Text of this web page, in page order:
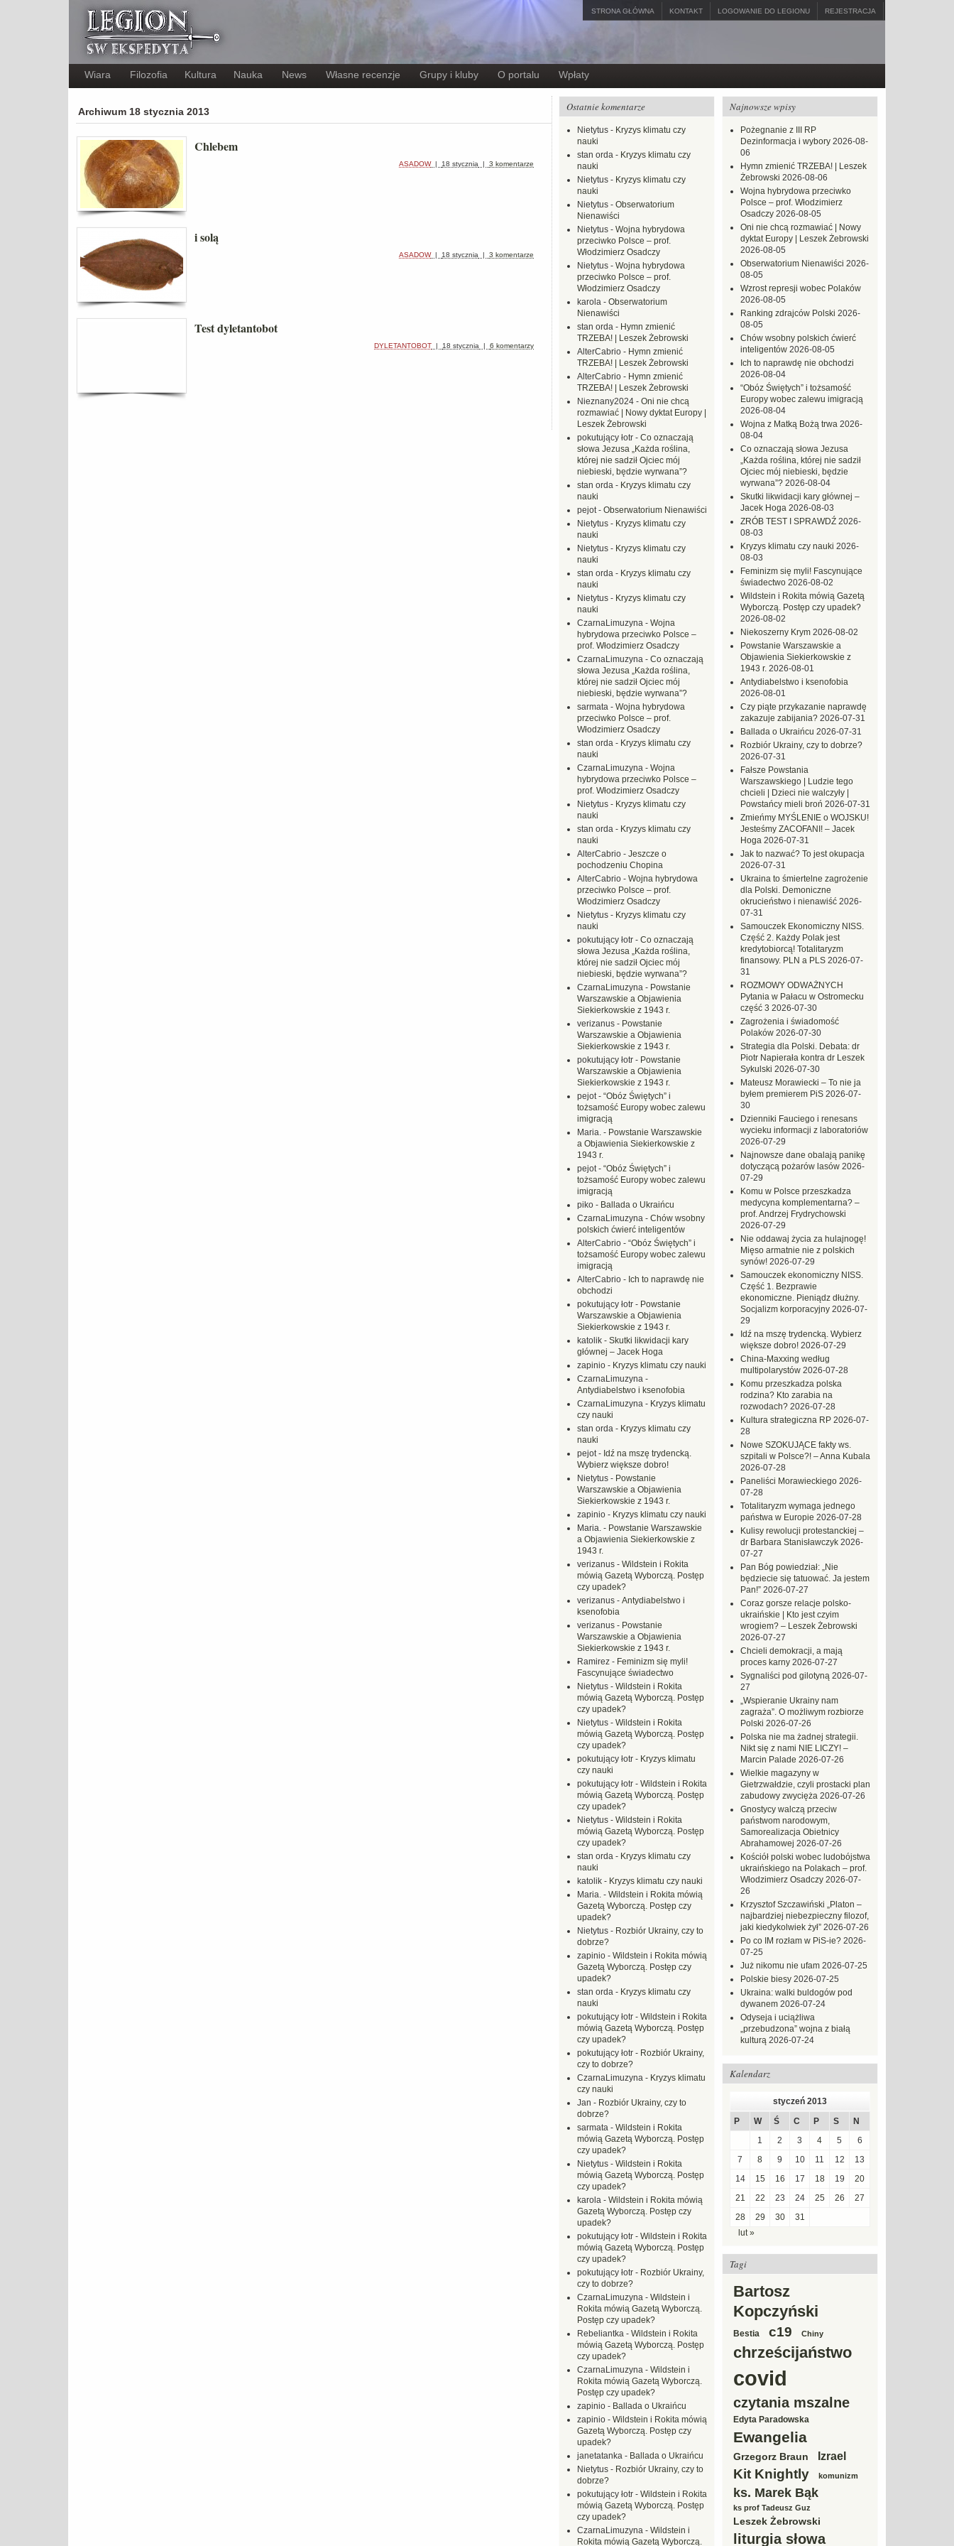
STRONA GŁÓWNA KONTAKT LOGOWANIE DO LEGIONU REJESTRACJA
Wiara Filozofia Kultura Nauka News Własne recenzje Grupy i kluby O portalu Wpłaty
Archiwum 18 stycznia 2013
Chlebem
ASADOW| 18 stycznia | 3 komentarze
i solą
ASADOW| 18 stycznia | 3 komentarze
Test dyletantobot
DYLETANTOBOT | 18 stycznia | 6 komentarzy
Najnowsze wpisy
Pożegnanie z III RP
Dezinformacja i wybory 2026-08-
06
Hymn zmienić TRZEBA! | Leszek
Żebrowski 2026-08-06
Wojna hybrydowa przeciwko
Polsce – prof. Włodzimierz
Osadczy 2026-08-05
Oni nie chcą rozmawiać | Nowy
dyktat Europy | Leszek Żebrowski
2026-08-05
Obserwatorium Nienawiści 2026-
08-05
Wzrost represji wobec Polaków
2026-08-05
Ranking zdrajców Polski 2026-
08-05
Chów wsobny polskich ćwierć
inteligentów 2026-08-05
Ich to naprawdę nie obchodzi
2026-08-04
“Obóz Świętych” i tożsamość
Europy wobec zalewu imigracją
2026-08-04
Wojna z Matką Bożą trwa 2026-
08-04
Co oznaczają słowa Jezusa
„Każda roślina, której nie sadził
Ojciec mój niebieski, będzie
wyrwana”? 2026-08-04
Skutki likwidacji kary głównej –
Jacek Hoga 2026-08-03
ZRÓB TEST I SPRAWDŹ 2026-
08-03
Kryzys klimatu czy nauki 2026-
08-03
Feminizm się myli! Fascynujące
świadectwo 2026-08-02
Wildstein i Rokita mówią Gazetą
Wyborczą. Postęp czy upadek?
2026-08-02
Niekoszerny Krym 2026-08-02
Powstanie Warszawskie a
Objawienia Siekierkowskie z
1943 r. 2026-08-01
Antydiabelstwo i ksenofobia
2026-08-01
Czy piąte przykazanie naprawdę
zakazuje zabijania? 2026-07-31
Ballada o Ukraińcu 2026-07-31
Rozbiór Ukrainy, czy to dobrze?
2026-07-31
Fałsze Powstania
Warszawskiego | Ludzie tego
chcieli | Dzieci nie walczyły |
Powstańcy mieli broń 2026-07-31
Zmieńmy MYŚLENIE o WOJSKU!
Jesteśmy ZACOFANI! – Jacek
Hoga 2026-07-31
Jak to nazwać? To jest okupacja
2026-07-31
Ukraina to śmiertelne zagrożenie
dla Polski. Demoniczne
okrucieństwo i nienawiść 2026-
07-31
Samouczek Ekonomiczny NISS.
Część 2. Każdy Polak jest
kredytobiorcą! Totalitaryzm
finansowy. PLN a PLS 2026-07-
31
ROZMOWY ODWAŻNYCH
Pytania w Pałacu w Ostromecku
część 3 2026-07-30
Zagrożenia i świadomość
Polaków 2026-07-30
Strategia dla Polski. Debata: dr
Piotr Napierała kontra dr Leszek
Sykulski 2026-07-30
Mateusz Morawiecki – To nie ja
byłem premierem PiS 2026-07-
30
Dzienniki Fauciego i renesans
wycieku informacji z laboratoriów
2026-07-29
Najnowsze dane obalają panikę
dotyczącą pożarów lasów 2026-
07-29
Komu w Polsce przeszkadza
medycyna komplementarna? –
prof. Andrzej Frydrychowski
2026-07-29
Nie oddawaj życia za hulajnogę!
Mięso armatnie nie z polskich
synów! 2026-07-29
Samouczek ekonomiczny NISS.
Część 1. Bezprawie
ekonomiczne. Pieniądz dłużny.
Socjalizm korporacyjny 2026-07-
29
Idź na mszę trydencką. Wybierz
większe dobro! 2026-07-29
China-Maxxing według
multipolarystów 2026-07-28
Komu przeszkadza polska
rodzina? Kto zarabia na
rozwodach? 2026-07-28
Kultura strategiczna RP 2026-07-
28
Nowe SZOKUJĄCE fakty ws.
szpitali w Polsce?! – Anna Kubala
2026-07-28
Paneliści Morawieckiego 2026-
07-28
Totalitaryzm wymaga jednego
państwa w Europie 2026-07-28
Kulisy rewolucji protestanckiej –
dr Barbara Stanisławczyk 2026-
07-27
Pan Bóg powiedział: „Nie
będziecie się tatuować. Ja jestem
Pan!” 2026-07-27
Coraz gorsze relacje polsko-
ukraińskie | Kto jest czyim
wrogiem? – Leszek Żebrowski
2026-07-27
Chcieli demokracji, a mają
proces karny 2026-07-27
Sygnaliści pod gilotyną 2026-07-
27
„Wspieranie Ukrainy nam
zagraża”. O możliwym rozbiorze
Polski 2026-07-26
Polska nie ma żadnej strategii.
Nikt się z nami NIE LICZY! –
Marcin Palade 2026-07-26
Wielkie magazyny w
Gietrzwałdzie, czyli prostacki plan
zabudowy zwycięża 2026-07-26
Gnostycy walczą przeciw
państwom narodowym,
Samorealizacja Obietnicy
Abrahamowej 2026-07-26
Kościół polski wobec ludobójstwa
ukraińskiego na Polakach – prof.
Włodzimierz Osadczy 2026-07-
26
Krzysztof Szczawiński „Platon –
najbardziej niebezpieczny filozof,
jaki kiedykolwiek żył” 2026-07-26
Po co IM rozłam w PiS-ie? 2026-
07-25
Już nikomu nie ufam 2026-07-25
Polskie biesy 2026-07-25
Ukraina: walki buldogów pod
dywanem 2026-07-24
Odyseja i uciążliwa
„przebudzona” wojna z białą
kulturą 2026-07-24
Kalendarz
styczeń 2013
P
W Ś C P S
N
1
2 3 4 5
6
7
8 9 10 11 12
13
14
15 16 17 18 19
20
21
22 23 24 25 26
27
28
29 30
31
lut »
Tagi
Bartosz
Kopczyński
Bestia c19 Chiny
chrześcijaństwo
covid
czytania mszalne
Edyta Paradowska
Ewangelia
Grzegorz Braun Izrael
Kit Knightly komunizm
ks. Marek Bąk
ks prof Tadeusz Guz
Leszek Żebrowski
liturgia słowa
Ostatnie komentarze
Nietytus - Kryzys klimatu czy
nauki
stan orda - Kryzys klimatu czy
nauki
Nietytus - Kryzys klimatu czy
nauki
Nietytus - Obserwatorium
Nienawiści
Nietytus - Wojna hybrydowa
przeciwko Polsce – prof.
Włodzimierz Osadczy
Nietytus - Wojna hybrydowa
przeciwko Polsce – prof.
Włodzimierz Osadczy
karola - Obserwatorium
Nienawiści
stan orda - Hymn zmienić
TRZEBA! | Leszek Żebrowski
AlterCabrio - Hymn zmienić
TRZEBA! | Leszek Żebrowski
AlterCabrio - Hymn zmienić
TRZEBA! | Leszek Żebrowski
Nieznany2024 - Oni nie chcą
rozmawiać | Nowy dyktat Europy |
Leszek Żebrowski
pokutujący łotr - Co oznaczają
słowa Jezusa „Każda roślina,
której nie sadził Ojciec mój
niebieski, będzie wyrwana”?
stan orda - Kryzys klimatu czy
nauki
pejot- Obserwatorium Nienawiści
Nietytus - Kryzys klimatu czy
nauki
Nietytus - Kryzys klimatu czy
nauki
stan orda - Kryzys klimatu czy
nauki
Nietytus - Kryzys klimatu czy
nauki
CzarnaLimuzyna - Wojna
hybrydowa przeciwko Polsce –
prof. Włodzimierz Osadczy
CzarnaLimuzyna - Co oznaczają
słowa Jezusa „Każda roślina,
której nie sadził Ojciec mój
niebieski, będzie wyrwana”?
sarmata - Wojna hybrydowa
przeciwko Polsce – prof.
Włodzimierz Osadczy
stan orda - Kryzys klimatu czy
nauki
CzarnaLimuzyna - Wojna
hybrydowa przeciwko Polsce –
prof. Włodzimierz Osadczy
Nietytus - Kryzys klimatu czy
nauki
stan orda - Kryzys klimatu czy
nauki
AlterCabrio - Jeszcze o
pochodzeniu Chopina
AlterCabrio - Wojna hybrydowa
przeciwko Polsce – prof.
Włodzimierz Osadczy
Nietytus - Kryzys klimatu czy
nauki
pokutujący łotr - Co oznaczają
słowa Jezusa „Każda roślina,
której nie sadził Ojciec mój
niebieski, będzie wyrwana”?
CzarnaLimuzyna - Powstanie
Warszawskie a Objawienia
Siekierkowskie z 1943 r.
verizanus - Powstanie
Warszawskie a Objawienia
Siekierkowskie z 1943 r.
pokutujący łotr - Powstanie
Warszawskie a Objawienia
Siekierkowskie z 1943 r.
pejot- “Obóz Świętych” i
tożsamość Europy wobec zalewu
imigracją
Maria. - Powstanie Warszawskie
a Objawienia Siekierkowskie z
1943 r.
pejot- “Obóz Świętych” i
tożsamość Europy wobec zalewu
imigracją
piko - Ballada o Ukraińcu
CzarnaLimuzyna - Chów wsobny
polskich ćwierć inteligentów
AlterCabrio - “Obóz Świętych” i
tożsamość Europy wobec zalewu
imigracją
AlterCabrio - Ich to naprawdę nie
obchodzi
pokutujący łotr - Powstanie
Warszawskie a Objawienia
Siekierkowskie z 1943 r.
katolik - Skutki likwidacji kary
głównej – Jacek Hoga
zapinio - Kryzys klimatu czy nauki
CzarnaLimuzyna -
Antydiabelstwo i ksenofobia
CzarnaLimuzyna - Kryzys klimatu
czy nauki
stan orda - Kryzys klimatu czy
nauki
pejot- Idź na mszę trydencką.
Wybierz większe dobro!
Nietytus - Powstanie
Warszawskie a Objawienia
Siekierkowskie z 1943 r.
zapinio - Kryzys klimatu czy nauki
Maria. - Powstanie Warszawskie
a Objawienia Siekierkowskie z
1943 r.
verizanus - Wildstein i Rokita
mówią Gazetą Wyborczą. Postęp
czy upadek?
verizanus - Antydiabelstwo i
ksenofobia
verizanus - Powstanie
Warszawskie a Objawienia
Siekierkowskie z 1943 r.
Ramirez - Feminizm się myli!
Fascynujące świadectwo
Nietytus - Wildstein i Rokita
mówią Gazetą Wyborczą. Postęp
czy upadek?
Nietytus - Wildstein i Rokita
mówią Gazetą Wyborczą. Postęp
czy upadek?
pokutujący łotr - Kryzys klimatu
czy nauki
pokutujący łotr - Wildstein i Rokita
mówią Gazetą Wyborczą. Postęp
czy upadek?
Nietytus - Wildstein i Rokita
mówią Gazetą Wyborczą. Postęp
czy upadek?
stan orda - Kryzys klimatu czy
nauki
katolik - Kryzys klimatu czy nauki
Maria. - Wildstein i Rokita mówią
Gazetą Wyborczą. Postęp czy
upadek?
Nietytus - Rozbiór Ukrainy, czy to
dobrze?
zapinio - Wildstein i Rokita mówią
Gazetą Wyborczą. Postęp czy
upadek?
stan orda - Kryzys klimatu czy
nauki
pokutujący łotr - Wildstein i Rokita
mówią Gazetą Wyborczą. Postęp
czy upadek?
pokutujący łotr - Rozbiór Ukrainy,
czy to dobrze?
CzarnaLimuzyna - Kryzys klimatu
czy nauki
Jan - Rozbiór Ukrainy, czy to
dobrze?
sarmata - Wildstein i Rokita
mówią Gazetą Wyborczą. Postęp
czy upadek?
Nietytus - Wildstein i Rokita
mówią Gazetą Wyborczą. Postęp
czy upadek?
karola - Wildstein i Rokita mówią
Gazetą Wyborczą. Postęp czy
upadek?
pokutujący łotr - Wildstein i Rokita
mówią Gazetą Wyborczą. Postęp
czy upadek?
pokutujący łotr - Rozbiór Ukrainy,
czy to dobrze?
CzarnaLimuzyna - Wildstein i
Rokita mówią Gazetą Wyborczą.
Postęp czy upadek?
Rebeliantka - Wildstein i Rokita
mówią Gazetą Wyborczą. Postęp
czy upadek?
CzarnaLimuzyna - Wildstein i
Rokita mówią Gazetą Wyborczą.
Postęp czy upadek?
zapinio - Ballada o Ukraińcu
zapinio - Wildstein i Rokita mówią
Gazetą Wyborczą. Postęp czy
upadek?
janetatanka - Ballada o Ukraińcu
Nietytus - Rozbiór Ukrainy, czy to
dobrze?
pokutujący łotr - Wildstein i Rokita
mówią Gazetą Wyborczą. Postęp
czy upadek?
CzarnaLimuzyna - Wildstein i
Rokita mówią Gazetą Wyborczą.